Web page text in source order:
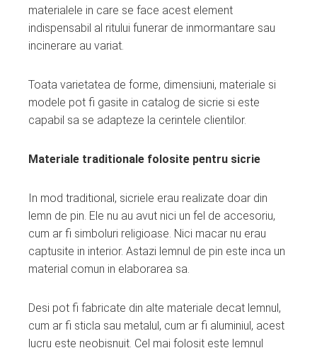
materialele in care se face acest element
indispensabil al ritului funerar de inmormantare sau
incinerare au variat.
Toata varietatea de forme, dimensiuni, materiale si
modele pot fi gasite in catalog de sicrie si este
capabil sa se adapteze la cerintele clientilor.
Materiale traditionale folosite pentru sicrie
In mod traditional, sicriele erau realizate doar din
lemn de pin. Ele nu au avut nici un fel de accesoriu,
cum ar fi simboluri religioase. Nici macar nu erau
captusite in interior. Astazi lemnul de pin este inca un
material comun in elaborarea sa.
Desi pot fi fabricate din alte materiale decat lemnul,
cum ar fi sticla sau metalul, cum ar fi aluminiul, acest
lucru este neobisnuit. Cel mai folosit este lemnul